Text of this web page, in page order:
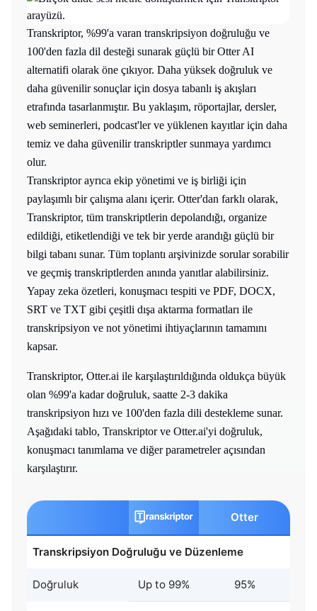
Transkriptor, %99'a varan transkripsiyon doğruluğu ve
100'den fazla dil desteği sunarak güçlü bir Otter AI
alternatifi olarak öne çıkıyor. Daha yüksek doğruluk ve
daha güvenilir sonuçlar için dosya tabanlı iş akışları
etrafında tasarlanmıştır. Bu yaklaşım, röportajlar, dersler,
web seminerleri, podcast'ler ve yüklenen kayıtlar için daha
temiz ve daha güvenilir transkriptler sunmaya yardımcı
olur.
Transkriptor ayrıca ekip yönetimi ve iş birliği için
paylaşımlı bir çalışma alanı içerir. Otter'dan farklı olarak,
Transkriptor, tüm transkriptlerin depolandığı, organize
edildiği, etiketlendiği ve tek bir yerde arandığı güçlü bir
bilgi tabanı sunar. Tüm toplantı arşivinizde sorular sorabilir
ve geçmiş transkriptlerden anında yanıtlar alabilirsiniz.
Yapay zeka özetleri, konuşmacı tespiti ve PDF, DOCX,
SRT ve TXT gibi çeşitli dışa aktarma formatları ile
transkripsiyon ve not yönetimi ihtiyaçlarının tamamını
kapsar.
Transkriptor, Otter.ai ile karşılaştırıldığında oldukça büyük
olan %99'a kadar doğruluk, saatte 2-3 dakika
transkripsiyon hızı ve 100'den fazla dili destekleme sunar.
Aşağıdaki tablo, Transkriptor ve Otter.ai'yi doğruluk,
konuşmacı tanımlama ve diğer parametreler açısından
karşılaştırır.
Otter
Transkripsiyon Doğruluğu ve Düzenleme
Doğruluk Up to 99% 95%